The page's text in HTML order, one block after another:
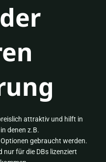
attraktiv und hilft in
denen z.B.
gebraucht werden.
nur für die DBs lizenziert